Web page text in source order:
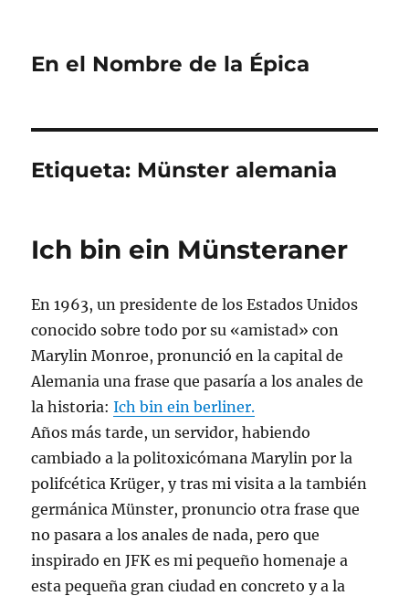
En el Nombre de la Épica
Etiqueta: Münster alemania
Ich bin ein Münsteraner
En 1963, un presidente de los Estados Unidos
conocido sobre todo por su «amistad» con
Marylin Monroe, pronunció en la capital de
Alemania una frase que pasaría a los anales de
la historia:Ich bin ein berliner.
Años más tarde, un servidor, habiendo
cambiado a la politoxicómana Marylin por la
polifcética Krüger, y tras mi visita a la también
germánica Münster, pronuncio otra frase que
no pasara a los anales de nada, pero que
inspirado en JFK es mi pequeño homenaje a
esta pequeña gran ciudad en concreto y a la